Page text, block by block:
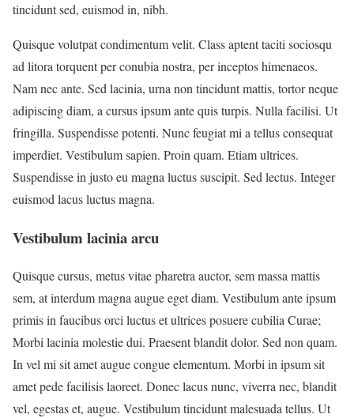
tincidunt sed, euismod in, nibh.
Quisque volutpat condimentum velit. Class aptent taciti sociosqu
ad litora torquent per conubia nostra, per inceptos himenaeos.
Nam nec ante. Sed lacinia, urna non tincidunt mattis, tortor neque
adipiscing diam, a cursus ipsum ante quis turpis. Nulla facilisi. Ut
fringilla. Suspendisse potenti. Nunc feugiat mi a tellus consequat
imperdiet. Vestibulum sapien. Proin quam. Etiam ultrices.
Suspendisse in justo eu magna luctus suscipit. Sed lectus. Integer
euismod lacus luctus magna.
Vestibulum lacinia arcu
Quisque cursus, metus vitae pharetra auctor, sem massa mattis
sem, at interdum magna augue eget diam. Vestibulum ante ipsum
primis in faucibus orci luctus et ultrices posuere cubilia Curae;
Morbi lacinia molestie dui. Praesent blandit dolor. Sed non quam.
In vel mi sit amet augue congue elementum. Morbi in ipsum sit
amet pede facilisis laoreet. Donec lacus nunc, viverra nec, blandit
vel, egestas et, augue. Vestibulum tincidunt malesuada tellus. Ut